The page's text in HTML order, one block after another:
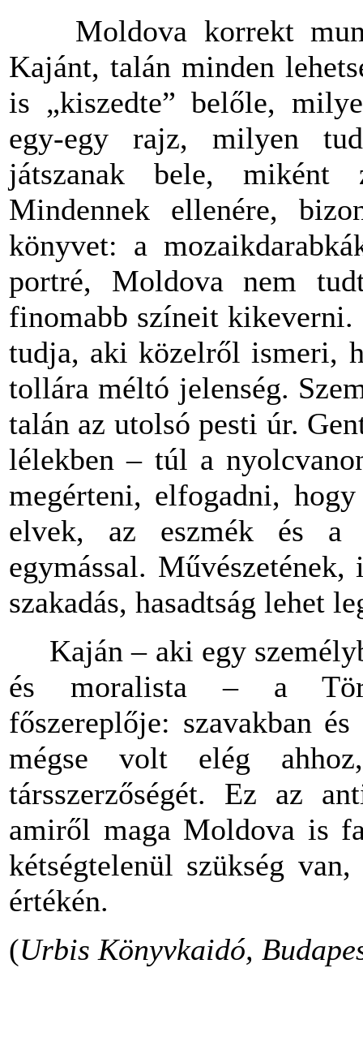
Moldova korrekt
Kajánt, talán minden
is „kiszedte” belőle,
egy-egy rajz, milyen
játszanak bele,
Mindennek ellenére,
könyvet: a
portré, Moldova nem
finomabb színeit
tudja, aki közelről ismeri,
tollára méltó jelenség.
talán az utolsó pesti úr.
lélekben – túl a
megérteni, elfogadni, hogy
elvek, az eszmék és a
egymással.
szakadás, hasadtság lehet
Kaján – aki egy
és moralista – a
főszereplője: szavakban
mégse volt elég
társszerzőségét. Ez az
amiről maga Moldova is
kétségtelenül szükség
értékén.
(Urbis Könyvkaidó,